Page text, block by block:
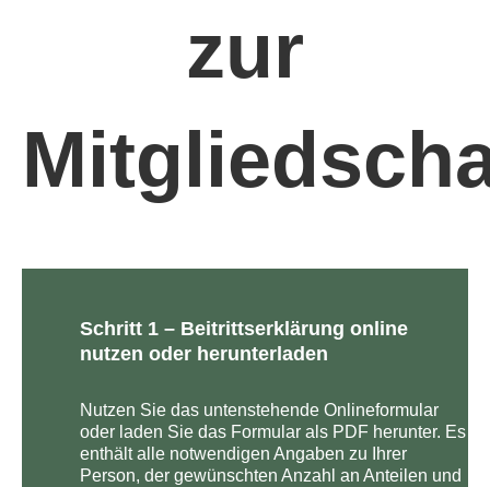
zur
Schritt 1 – Beitrittserklärung online
nutzen oder herunterladen
Nutzen Sie das untenstehende Onlineformular
oder laden Sie das Formular als PDF herunter. Es
enthält alle notwendigen Angaben zu Ihrer
Person, der gewünschten Anzahl an Anteilen und